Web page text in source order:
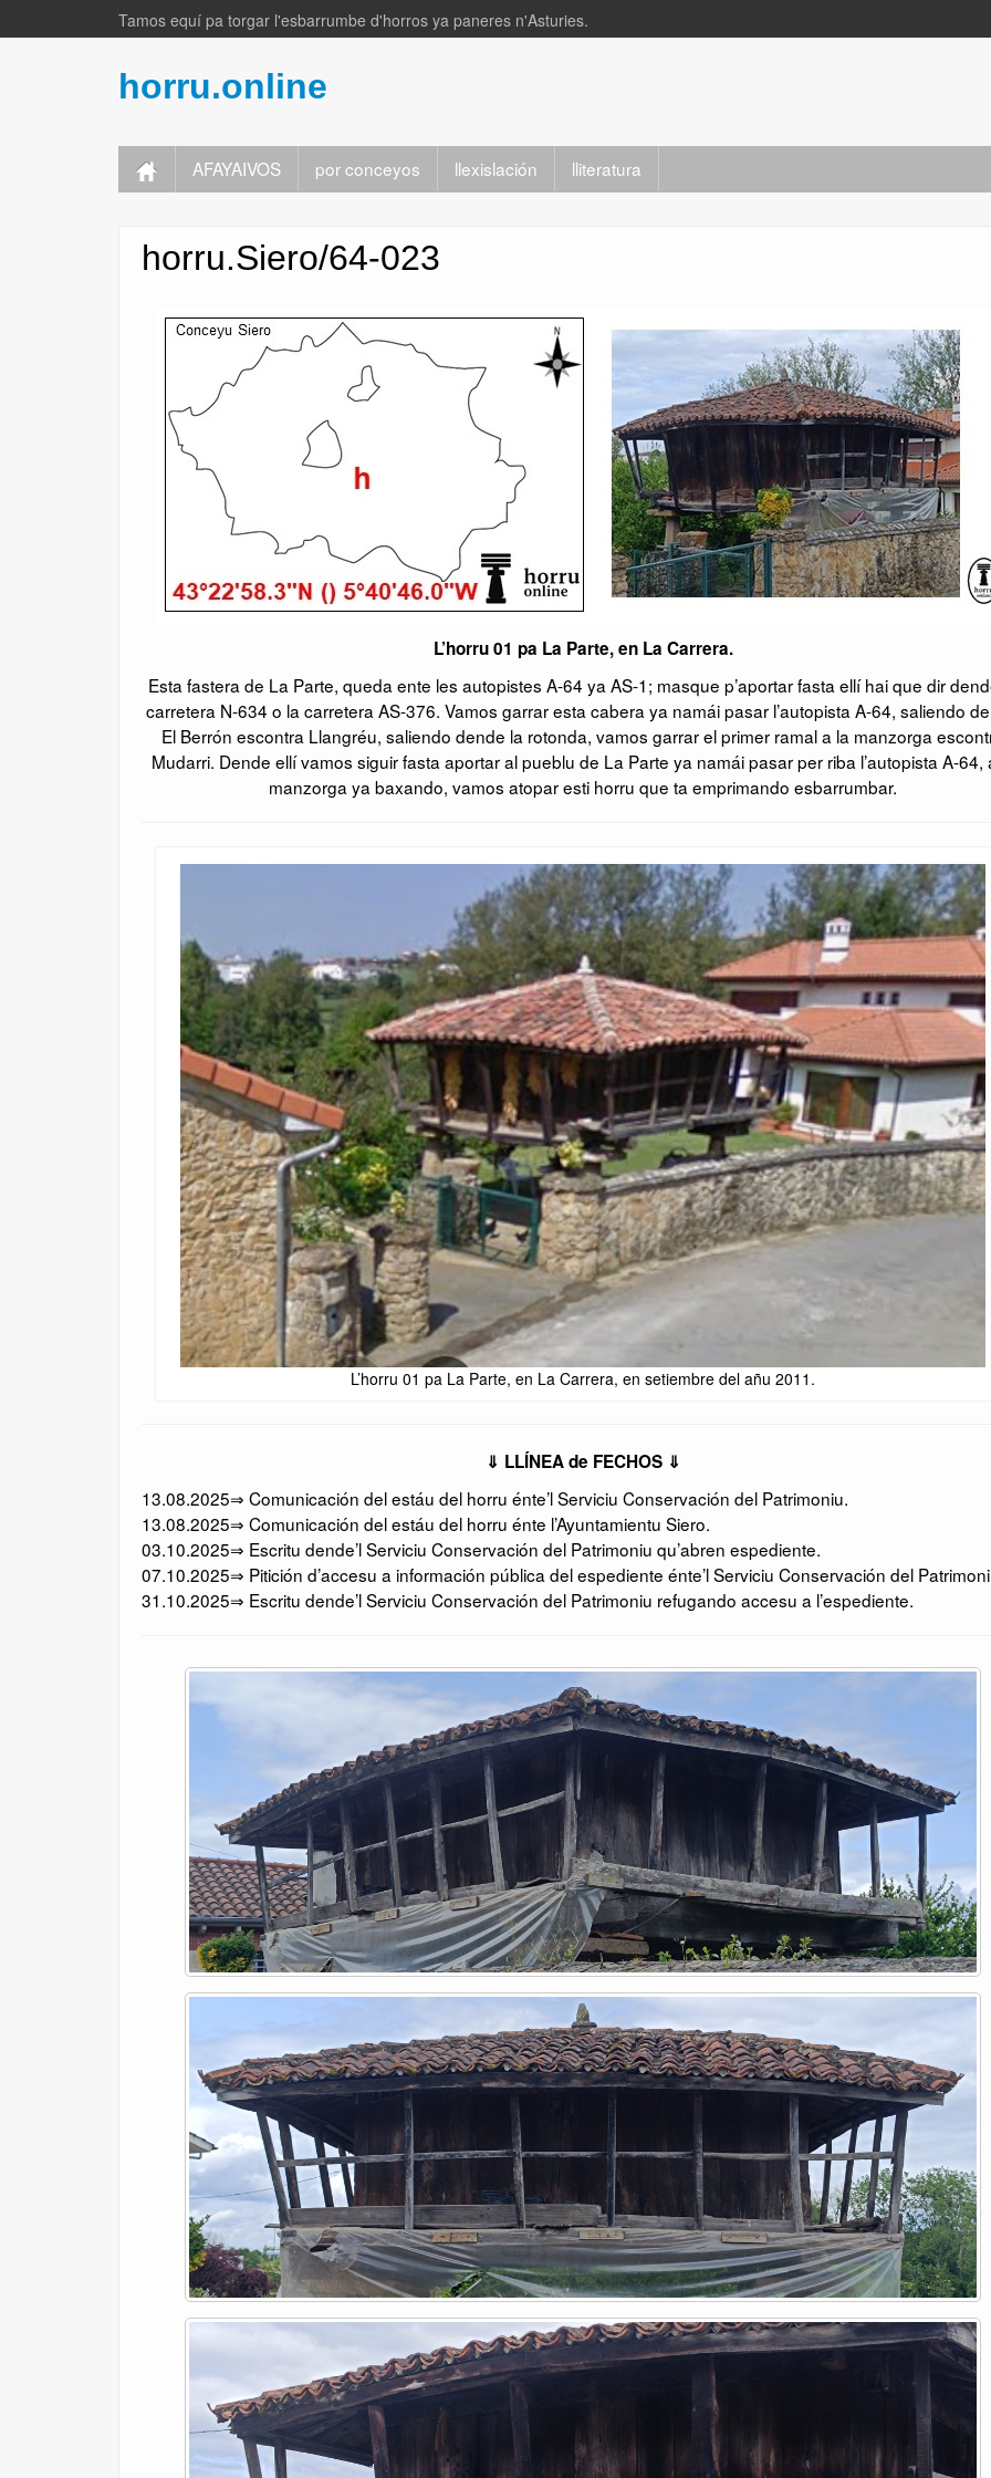
Tamos equí pa torgar l'esbarrumbe d'horros ya paneres n'Asturies.
horru.online
AFAYAIVOS por conceyos llexislación lliteratura
horru.Siero/64-023
L’horru 01 pa La Parte, en La Carrera.
Esta fastera de La Parte, queda ente les autopistes A-64 ya AS-1; masque p’aportar fasta ellí hai que dir
carretera N-634 o la carretera AS-376. Vamos garrar esta cabera ya namái pasar l’autopista A-64, saliendo
El Berrón escontra Llangréu, saliendo dende la rotonda, vamos garrar el primer ramal a la manzorga
Mudarri. Dende ellí vamos siguir fasta aportar al pueblu de La Parte ya namái pasar per riba l’autopista A-64,
manzorga ya baxando, vamos atopar esti horru que ta emprimando esbarrumbar.
L’horru 01 pa La Parte, en La Carrera, en setiembre del añu 2011.
⇓ LLÍNEA de FECHOS ⇓
13.08.2025⇒ Comunicación del estáu del horru énte’l Serviciu Conservación del Patrimoniu.
13.08.2025⇒ Comunicación del estáu del horru énte l’Ayuntamientu Siero.
03.10.2025⇒ Escritu dende’l Serviciu Conservación del Patrimoniu qu’abren espediente.
07.10.2025⇒ Pitición d’accesu a información pública del espediente énte’l Serviciu Conservación del
31.10.2025⇒ Escritu dende’l Serviciu Conservación del Patrimoniu refugando accesu a l’espediente.